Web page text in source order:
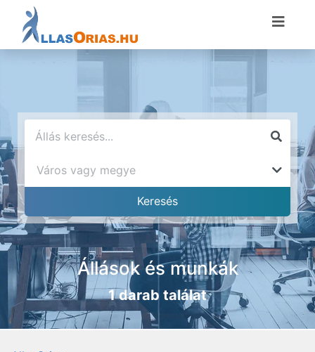
Állások és munkák
1 darab találat